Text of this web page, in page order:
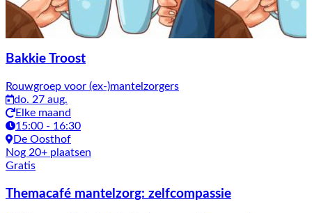
Bakkie Troost
Rouwgroep voor (ex-)mantelzorgers
do. 27 aug.
Elke maand
15:00 - 16:30
De Oosthof
Nog 20+ plaatsen
Gratis
Themacafé mantelzorg: zelfcompassie